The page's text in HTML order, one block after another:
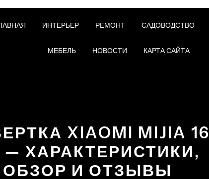
ИНТЕРЬЕР РЕМОНТ САДОВОДСТВО
МЕБЕЛЬ НОВОСТИ КАРТА САЙТА
XIAOMI MIJIA 16
— ХАРАКТЕРИСТИКИ,
ОБЗОР И ОТЗЫВЫ